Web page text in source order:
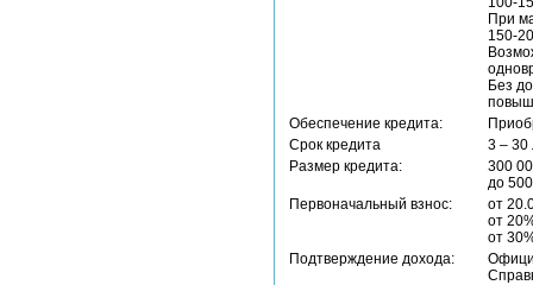
При
150-
Без
Обеспечение кредита:
Срок кредита
3 – 30
Размер кредита:
300
до
Первоначальный взнос:
от
от
от
Подтверждение дохода: